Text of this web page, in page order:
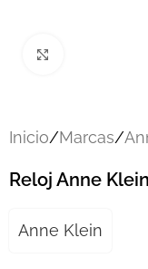
Inicio/Marcas/
Reloj Anne
Anne Klein